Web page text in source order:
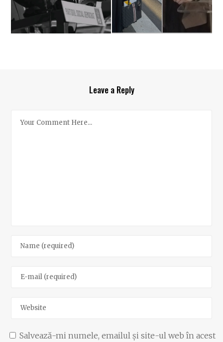
Leave a Reply
Salvează-mi numele, emailul și site-ul web în acest